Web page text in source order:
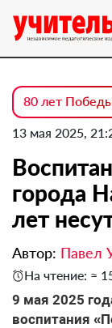
80 лет
13 мая 2025,
города
лет
Автор: Павел
На чтение: ≈
9 мая 2025
воспитания